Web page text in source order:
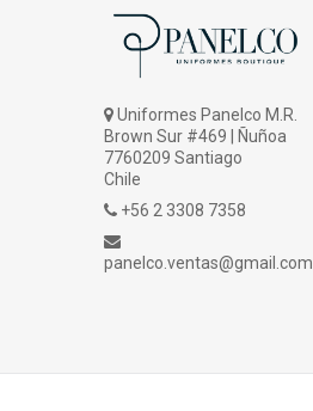
Uniformes Panelco M.R.
Brown Sur #469 | Ñuñoa
7760209 Santiago
Chile
+56 2 3308 7358
panelco.ventas@gmail.com